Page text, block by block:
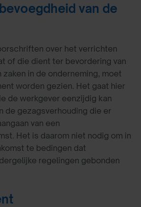
van de
over het verrichten
of die dient ter bevordering van
zaken in de onderneming, moet
worden gezien. Het gaat hier
de werkgever eenzijdig kan
de gezagsverhouding die er
van een
Het is daarom niet nodig om in
te bedingen dat
regelingen gebonden